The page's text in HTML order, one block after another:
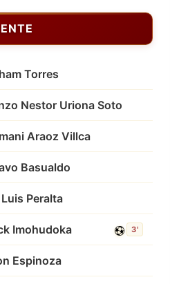
Torres
Nestor Uriona Soto
Araoz Villca
Basualdo
Peralta
Imohudoka 3'
Espinoza